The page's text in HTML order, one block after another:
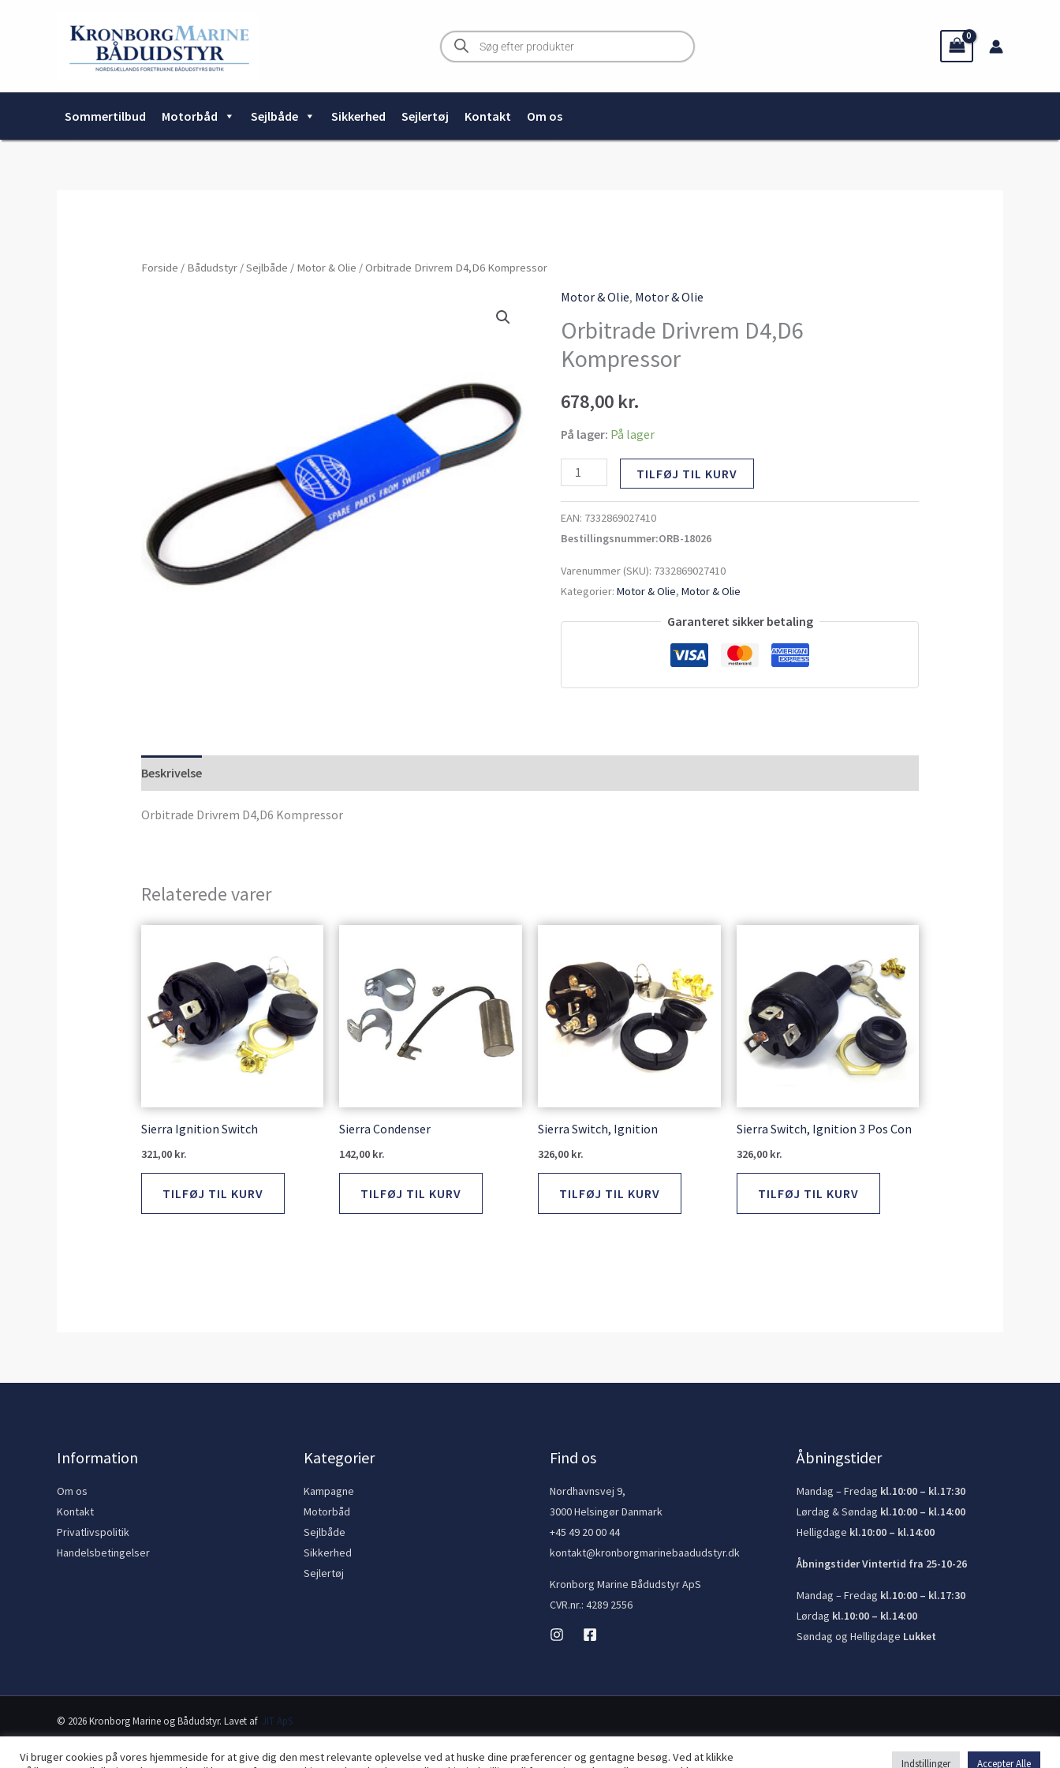
Products
search
Sommertilbud Motorbåd Sejlbåde Sikkerhed Sejlertøj Kontakt Om os
Forside / Bådudstyr/Sejlbåde / Motor & Olie / Orbitrade Drivrem D4,D6 Kompressor
Motor & Olie, Motor & Olie
Orbitrade Drivrem D4,D6
Kompressor
678,00 kr.
På lager: På lager
Drivrem
Kompressor
antal
TILFØJ TIL KURV
EAN: 7332869027410
Bestillingsnummer:ORB-18026
Varenummer (SKU): 7332869027410
Kategorier:Motor & Olie,Motor & Olie
Garanteret sikker betaling
Beskrivelse
Orbitrade Drivrem D4,D6 Kompressor
Relaterede varer
Sierra Ignition Switch
321,00 kr.
TILFØJ TIL KURV
Sierra Condenser
142,00 kr.
TILFØJ TIL KURV
Sierra Switch, Ignition
326,00 kr.
TILFØJ TIL KURV
Sierra Switch, Ignition 3 Pos Con
326,00 kr.
TILFØJ TIL KURV
Information
Om os
Kontakt
Privatlivspolitik
Handelsbetingelser
Kategorier
Kampagne
Motorbåd
Sejlbåde
Sikkerhed
Sejlertøj
Find os
Nordhavnsvej 9,
3000 Helsingør Danmark
+45 49 20 00 44
kontakt@kronborgmarinebaadudstyr.dk
Kronborg Marine Bådudstyr ApS
CVR.nr.: 4289 2556
Åbningstider
Mandag – Fredag kl.10:00 – kl.17:30
Lørdag & Søndag kl.10:00 – kl.14:00
Helligdage kl.10:00 – kl.14:00
Åbningstider Vintertid fra 25-10-26
Mandag – Fredag kl.10:00 – kl.17:30
Lørdag kl.10:00 – kl.14:00
Søndag og Helligdage Lukket
© 2026 Kronborg Marine og Bådudstyr. Lavet af JIT ApS
Vi bruger cookies på vores hjemmeside for at give dig den mest relevante oplevelse ved at huske dine præferencer og gentagne besøg. Ved at klikke
Indstillinger Accepter Alle